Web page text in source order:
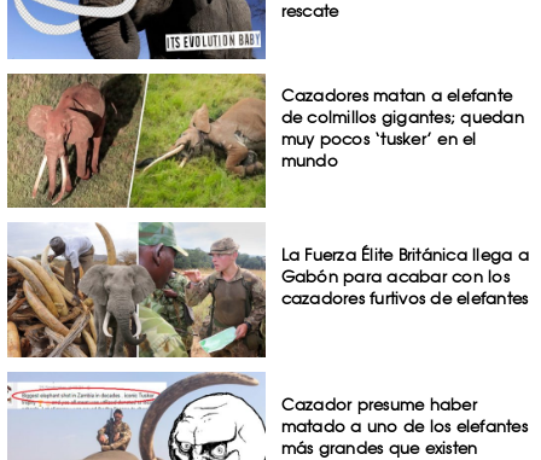
rescate
Cazadores matan a elefante
de colmillos gigantes; quedan
muy pocos ‘tusker’ en el
mundo
La Fuerza Élite Británica llega a
Gabón para acabar con los
cazadores furtivos de elefantes
Cazador presume haber
matado a uno de los elefantes
más grandes que existen